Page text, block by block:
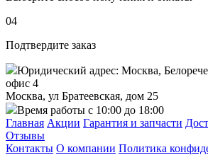
04
Подтвердите заказ
Юридический адрес: Москва,
офис 4
Москва, ул Братеевская, дом 25
Время работы с 10:00 до 18:00
Главная Акции Гарантия и запчасти
Отзывы
Контакты О компании Политика